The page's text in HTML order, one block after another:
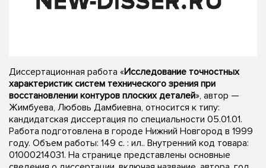
Диссертационная работа «Исследование точностных
характеристик систем технического зрения при
восстановлении контуров плоских деталей», автор —
Жимбуева, Любовь Дамбиевна, относится к типу:
кандидатская диссертация по специальности 05.01.01.
Работа подготовлена в городе Нижний Новгород в 1999
году. Объем работы: 149 с. : ил.. Внутренний код товара:
01000214031. На странице представлены основные